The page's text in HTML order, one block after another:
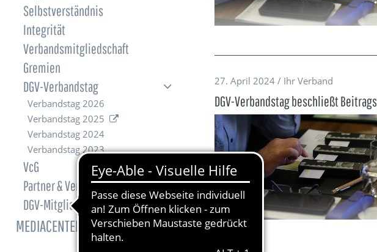
Selbstverständnis
Integrität
Verbandsmitgliedschaft
Gremien
DGV-Verbandstag
Verbandstag 2026
Verbandstag 2025
Verbandstag 2024
Verbandstag 2023
VcG
Partner & Verbände
DGV-Mitgliederbefragungen
MEDIACENTER
27. April 2024 / Ihr Verband
DGV-Verbandstag beschließt